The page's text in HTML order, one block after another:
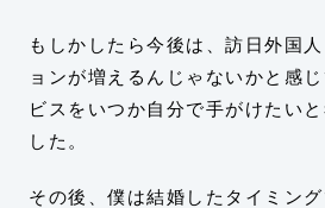
もしかしたら今後は、訪日外国
ョンが増えるんじゃないかと感
ビスをいつか自分で手がけたい
した。
その後、僕は結婚したタイミン